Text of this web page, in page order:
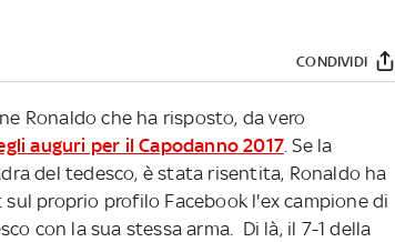
CONDIVIDI
Ronaldo che ha risposto, da vero
auguri per il Capodanno 2017. Se la
del tedesco, è stata risentita, Ronaldo ha
proprio profilo Facebook l'ex campione di
con la sua stessa arma. Di là, il 7-1 della